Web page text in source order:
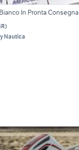
In Pronta Consegna
)
Nautica